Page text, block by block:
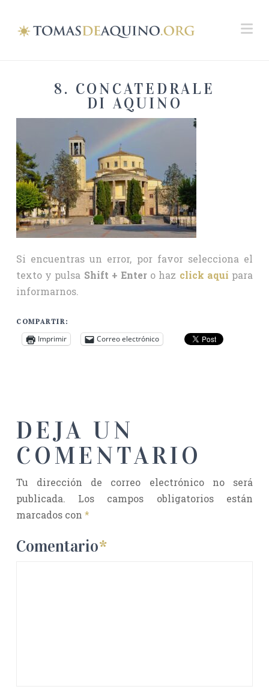
8. CONCATEDRALE
DI AQUINO
Si encuentras un error, por favor selecciona el
texto y pulsa Shift + Enter o haz click aquí para
informarnos.
COMPARTIR:
Imprimir Correo electrónico
DEJA UN
COMENTARIO
Tu dirección de correo electrónico no será
publicada.
Los campos obligatorios están
marcados con *
Comentario*